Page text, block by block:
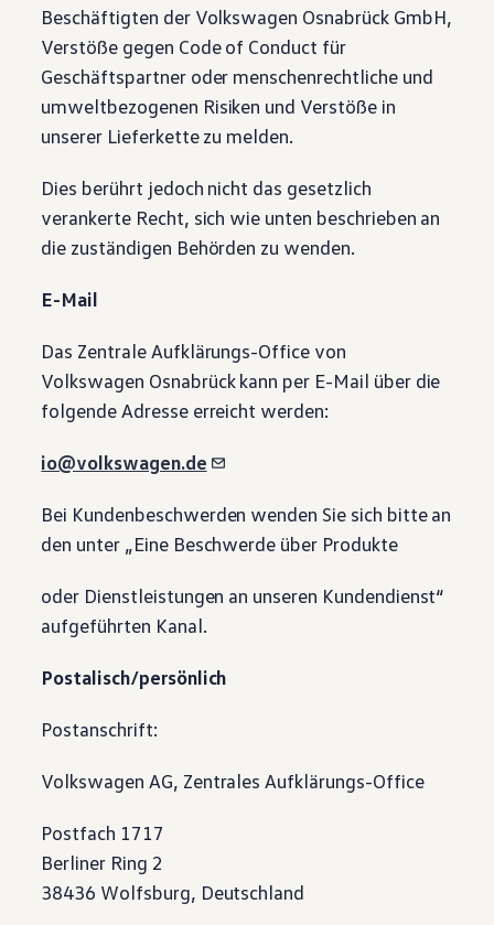
Beschäftigten der Volkswagen Osnabrück GmbH,
Verstöße gegen Code of Conduct für
Geschäftspartner oder menschenrechtliche und
umweltbezogenen Risiken und Verstöße in
unserer Lieferkette zu melden.
Dies berührt jedoch nicht das gesetzlich
verankerte Recht, sich wie unten beschrieben an
die zuständigen Behörden zu wenden.
E-Mail
Das Zentrale Aufklärungs-Office von
Volkswagen Osnabrück kann per E-Mail über die
folgende Adresse erreicht werden:
io@volkswagen.de
Bei Kundenbeschwerden wenden Sie sich bitte an
den unter „Eine Beschwerde über Produkte
oder Dienstleistungen an unseren Kundendienst“
aufgeführten Kanal.
Postalisch/persönlich
Postanschrift:
Volkswagen AG, Zentrales Aufklärungs-Office
Postfach 1717
Berliner Ring 2
38436 Wolfsburg, Deutschland